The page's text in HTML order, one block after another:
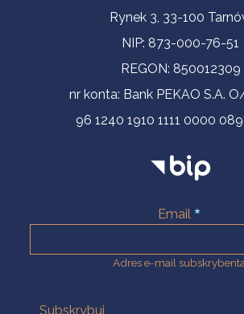
Informacje kontaktowe
Rynek 3, 33-100
NIP: 873-000-76-51
REGON: 850012309
nr konta: Bank PEKAO S.A.
96 1240 1910 1111 0000
Email
Adres e-mail subskrybenta.